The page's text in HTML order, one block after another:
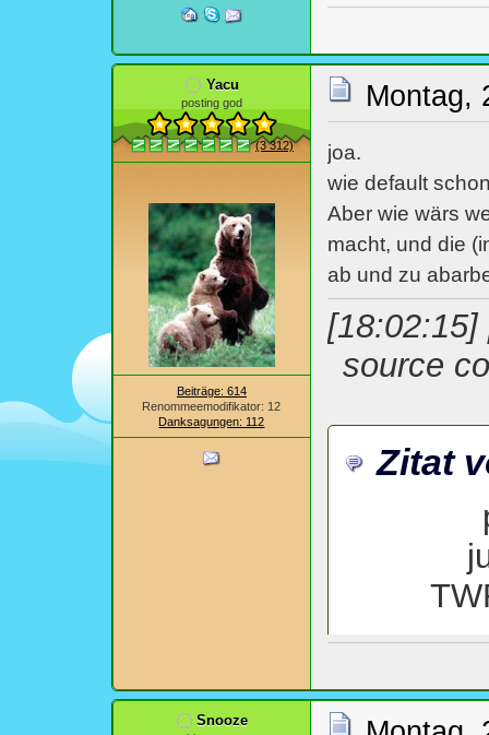
Yacu
posting god
(3 312)
Beiträge: 614
Renommeemodifikator: 12
Danksagungen: 112
Montag,
joa.
wie default
Aber wie wärs
macht, und die
ab und zu
source
Zitat
von
Snooze